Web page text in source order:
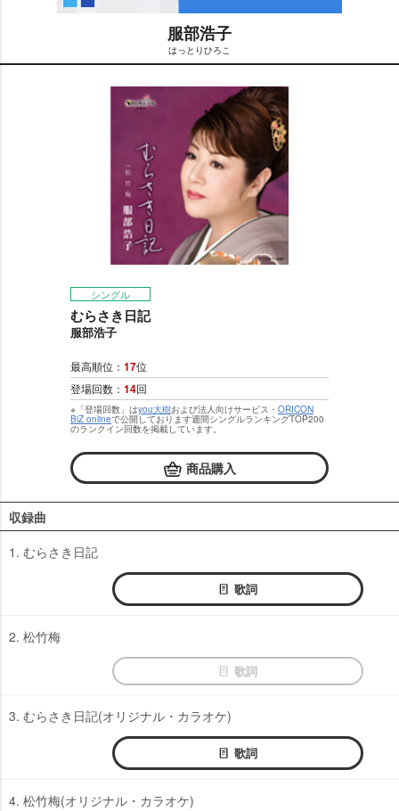
M
e
服部浩子
はっとりひろこ
シングル
むらさき日記
服部浩子
最高順位： 17位
登場回数： 14回
※「登場回数」はyou大樹および法人向けサービス・ ORICON
BiZ onlineで公開しております週間シングルランキングTOP200
のランクイン回数を掲載しています。
商品購入
収録曲
1. むらさき日記
歌詞
2. 松竹梅
歌詞
3. むらさき日記(オリジナル・カラオケ)
歌詞
4. 松竹梅(オリジナル・カラオケ)